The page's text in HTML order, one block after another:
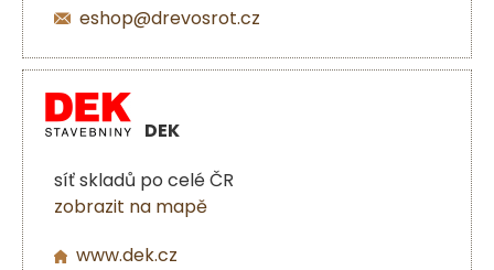
eshop@drevosrot.cz
DEK
síť skladů po celé ČR
zobrazit na mapě
www.dek.cz